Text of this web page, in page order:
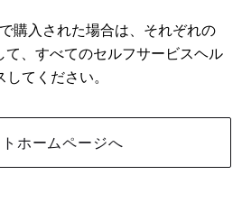
購入された場合は、それぞれの
て、すべてのセルフサービスヘル
てください。
ホームページへ